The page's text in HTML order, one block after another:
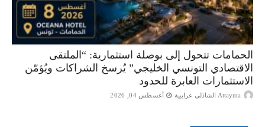
الحمامات تتحول إلى بوصلة استثمارية: “الملتقى
الاقتصادي التونسي الخليجي” يُرسخ الشراكات ويُؤمّن
الاستثمارات العابرة للحدود
Attayma الشاذلي عرايبية أغسطس 04, 2026